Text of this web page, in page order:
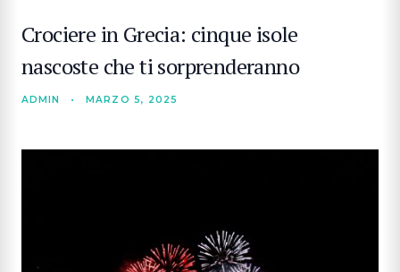
Crociere in Grecia: cinque isole
nascoste che ti sorprenderanno
ADMIN • MARZO 5, 2025